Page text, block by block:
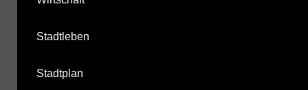
Stadtleben
Stadtplan